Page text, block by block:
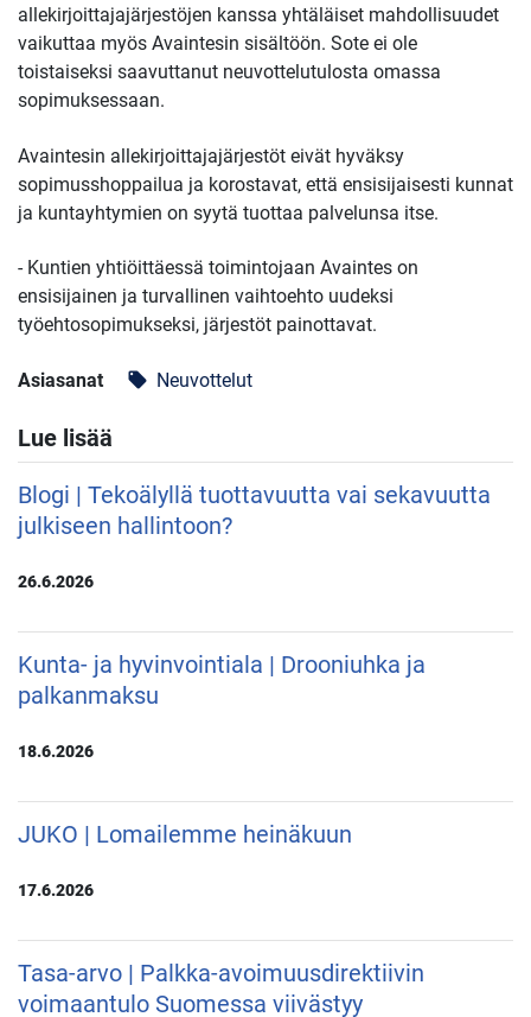
allekirjoittajajärjestöjen kanssa yhtäläiset mahdollisuudet
vaikuttaa myös Avaintesin sisältöön. Sote ei ole
toistaiseksi saavuttanut neuvottelutulosta omassa
sopimuksessaan.
Avaintesin allekirjoittajajärjestöt eivät hyväksy
sopimusshoppailua ja korostavat, että ensisijaisesti kunnat
ja kuntayhtymien on syytä tuottaa palvelunsa itse.
- Kuntien yhtiöittäessä toimintojaan Avaintes on
ensisijainen ja turvallinen vaihtoehto uudeksi
työehtosopimukseksi, järjestöt painottavat.
Asiasanat local_offer Neuvottelut
Lue lisää
Blogi | Tekoälyllä tuottavuutta vai sekavuutta
julkiseen hallintoon?
26.6.2026
Kunta- ja hyvinvointiala | Drooniuhka ja
palkanmaksu
18.6.2026
JUKO | Lomailemme heinäkuun
17.6.2026
Tasa-arvo | Palkka-avoimuusdirektiivin
voimaantulo Suomessa viivästyy